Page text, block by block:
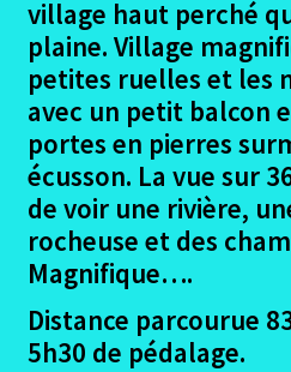
village haut perché
plaine. Village
petites ruelles et les
avec un petit balcon
portes en pierres
écusson. La vue sur
de voir une rivière,
rocheuse et des
Magnifique….
Distance parcourue
5h30 de pédalage.